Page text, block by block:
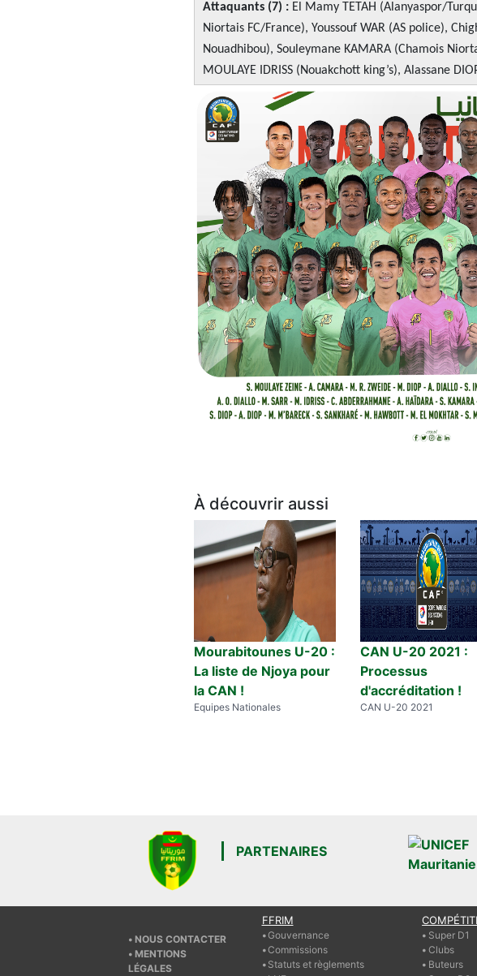
Attaquants (7) : El Mamy TETAH (Alanyaspor/
Niortais FC/France), Youssouf WAR (AS police),
Nouadhibou), Souleymane KAMARA (Chamois
MOULAYE IDRISS (Nouakchott king’s), Alassane
À découvrir aussi
Mourabitounes U-20 :
La liste de Njoya pour
la CAN !
Equipes Nationales
CAN U-20 2021 :
Processus
d'accréditation !
CAN U-20 2021
PARTENAIRES
NOUS CONTACTER
MENTIONS
LÉGALES
FFRIM
Gouvernance
Commissions
Statuts et règlements
Super D1
Clubs
Buteurs